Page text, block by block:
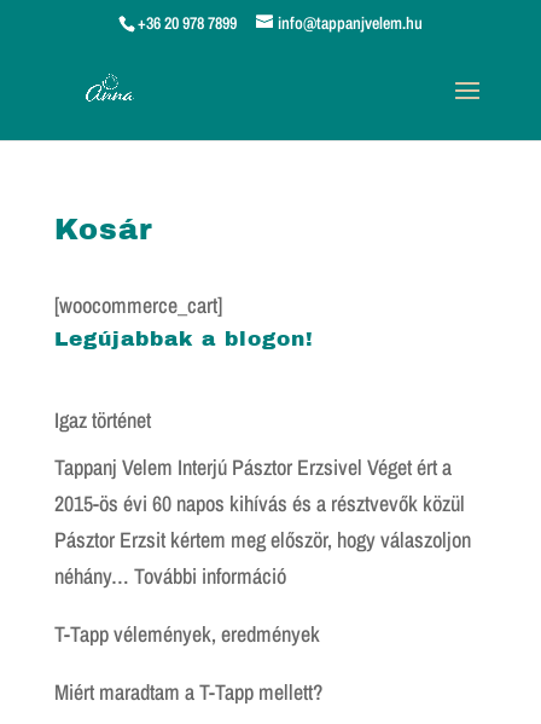
+36 20 978 7899 info@tappanjvelem.hu
Kosár
[woocommerce_cart]
Legújabbak a blogon!
Igaz történet
Tappanj Velem Interjú Pásztor Erzsivel Véget ért a
2015-ös évi 60 napos kihívás és a résztvevők közül
Pásztor Erzsit kértem meg először, hogy válaszoljon
néhány… További információ:
történet
T-Tapp vélemények, eredmények
Miért maradtam a T-Tapp mellett?